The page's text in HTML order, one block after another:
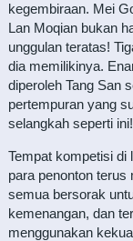
kegembiraan. Mei
Lan Moqian bukan
unggulan teratas!
dia memilikinya.
diperoleh Tang San
pertempuran yang
selangkah seperti ini!
Tempat kompetisi di
para penonton terus
semua bersorak
kemenangan, dan
menggunakan